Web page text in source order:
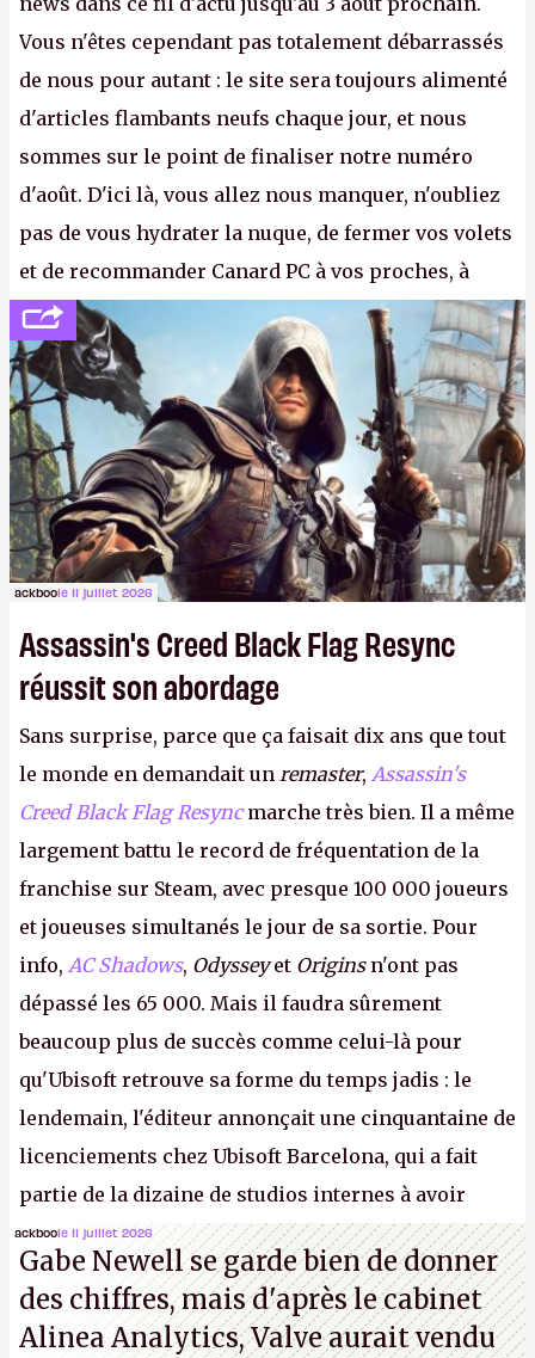
Vous n'êtes cependant pas totalement débarrassés
de nous pour autant : le site sera toujours alimenté
d'articles flambants neufs chaque jour, et nous
sommes sur le point de finaliser notre numéro
d'août. D'ici là, vous allez nous manquer, n'oubliez
pas de vous hydrater la nuque, de fermer vos volets
et de recommander Canard PC à vos proches, à
votre famille et aux inconnus que vous croisez
dans la rue. Bon été à tous ! –ER.
ackboole 11 juillet 2026
Assassin's Creed Black Flag Resync
réussit son abordage
Sans surprise, parce que ça faisait dix ans que tout
le monde en demandait un remaster, Assassin's
Creed Black Flag Resyncmarche très bien. Il a même
largement battu le record de fréquentation de la
franchise sur Steam, avec presque 100 000 joueurs
et joueuses simultanés le jour de sa sortie. Pour
info, AC Shadows, Odysseyet Originsn'ont pas
dépassé les 65 000. Mais il faudra sûrement
beaucoup plus de succès comme celui-là pour
qu'Ubisoft retrouve sa forme du temps jadis : le
lendemain, l'éditeur annonçait une cinquantaine de
licenciements chez Ubisoft Barcelona, qui a fait
partie de la dizaine de studios internes à avoir
travaillé sur cetAssassin's Creedsous la direction
d'Ubisoft Singapour.A.
ackboole 11 juillet 2026
Gabe Newell se garde bien de donner
des chiffres, mais d'après le cabinet
Alinea Analytics, Valve aurait vendu